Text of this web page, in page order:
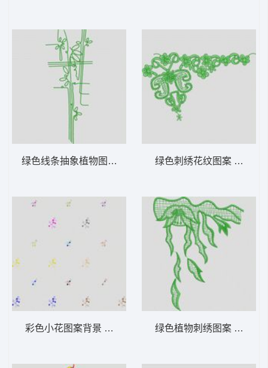
绿色线条抽象植物图案 大花样
彩色小花图案背景 大花样
绿色刺绣花纹图案 大花样
绿色植物刺绣图案 大花样